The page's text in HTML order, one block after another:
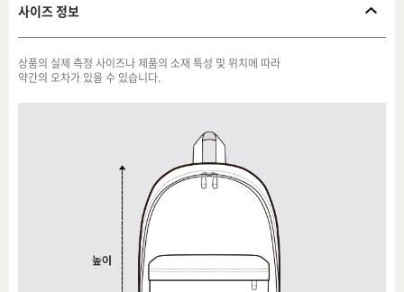
사이즈 정보
상품의 실제 측정 사이즈나 제품의 소재 특성 및 위치에 따라
약간의 오차가 있을 수 있습니다.